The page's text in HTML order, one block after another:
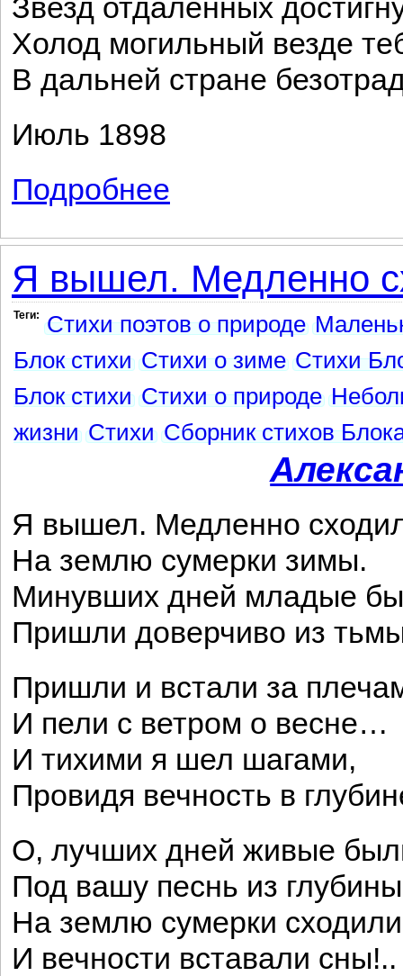
Звезд отдаленных
Холод могильный везде
В дальней стране
Июль 1898
Подробнее
Я вышел. Медленно
Теги: Стихи поэтов о природе
Блок стихи Стихи о зиме Стихи
Блок стихи Стихи о природе
жизни Стихи Сборник стихов
Я вышел. Медленно
На землю сумерки зимы.
Минувших дней младые
Пришли доверчиво из
Пришли и встали за
И пели с ветром о весне…
И тихими я шел шагами,
Провидя вечность в
О, лучших дней живые
Под вашу песнь из глубины
На землю сумерки сходили
И вечности вставали сны!..